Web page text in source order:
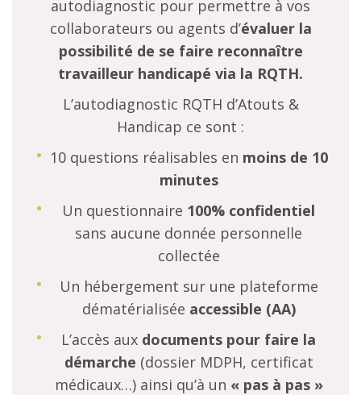
autodiagnostic pour permettre à vos
collaborateurs ou agents d’évaluer la
possibilité de se faire reconnaître
travailleur handicapé via la RQTH.
L’autodiagnostic RQTH d’Atouts &
Handicap ce sont :
10 questions réalisables en moins de 10
minutes
Un questionnaire 100% confidentiel
sans aucune donnée personnelle
collectée
Un hébergement sur une plateforme
dématérialisée accessible (AA)
L’accès aux documents pour faire la
démarche (dossier MDPH, certificat
médicaux…) ainsi qu’à un « pas à pas »